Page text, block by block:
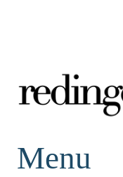
redingote.
Menu